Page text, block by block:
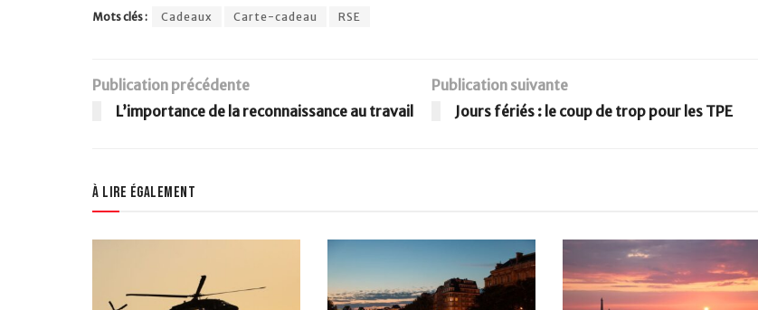
Mots clés : Cadeaux Carte-cadeau RSE
Publication précédente
L’importance de la reconnaissance au travail
Publication suivante
Jours fériés : le coup de trop pour les TPE
À lire également